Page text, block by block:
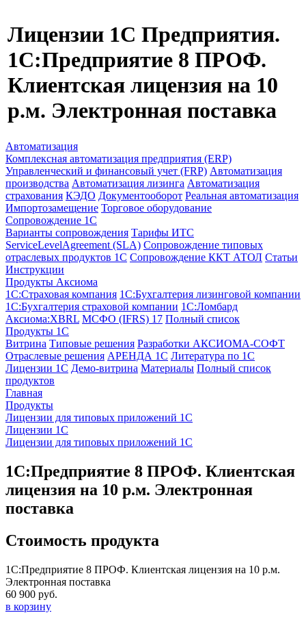
Лицензии 1С Предприятия.
1С:Предприятие 8 ПРОФ.
Клиентская лицензия на 10
р.м. Электронная поставка
Автоматизация
Комплексная автоматизация предприятия (ERP)
Управленческий и финансовый учет (FRP) Автоматизация
производства Автоматизация лизинга Автоматизация
страхования КЭДО Документооборот Реальная автоматизация
Импортозамещение Торговое оборудование
Сопровождение 1С
Варианты сопровождения Тарифы ИТС
ServiceLevelAgreement (SLA) Сопровождение типовых
отраслевых продуктов 1С Сопровождение ККТ АТОЛ Статьи
Инструкции
Продукты Аксиома
1С:Страховая компания 1С:Бухгалтерия лизинговой компании
1С:Бухгалтерия страховой компании 1С:Ломбард
Аксиома:XBRL МСФО (IFRS) 17 Полный список
Продукты 1С
Витрина Типовые решения Разработки АКСИОМА-СОФТ
Отраслевые решения АРЕНДА 1С Литература по 1С
Лицензии 1C Демо-витрина Материалы Полный список
продуктов
Главная
Продукты
Лицензии для типовых приложений 1С
Лицензии 1С
Лицензии для типовых приложений 1С
1С:Предприятие 8 ПРОФ. Клиентская
лицензия на 10 р.м. Электронная
поставка
Стоимость продукта
1С:Предприятие 8 ПРОФ. Клиентская лицензия на 10 р.м.
Электронная поставка
60 900 руб.
в корзину